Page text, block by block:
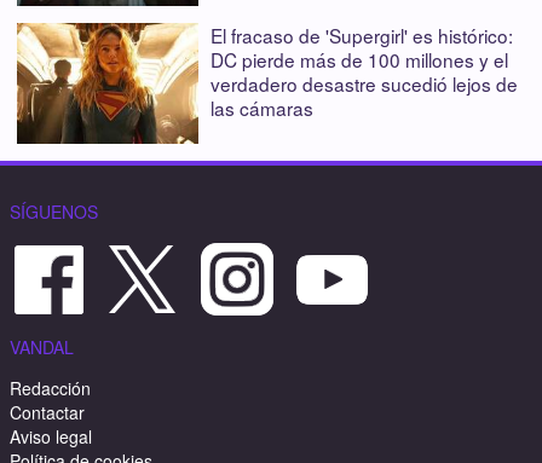
El fracaso de 'Supergirl' es histórico:
DC pierde más de 100 millones y el
verdadero desastre sucedió lejos de
las cámaras
SÍGUENOS
VANDAL
Redacción
Contactar
Aviso legal